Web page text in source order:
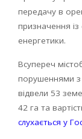
передачу в
призначення із
енергетики.
Всупереч
порушеннями з
відвели 53
42 га та
слухається у